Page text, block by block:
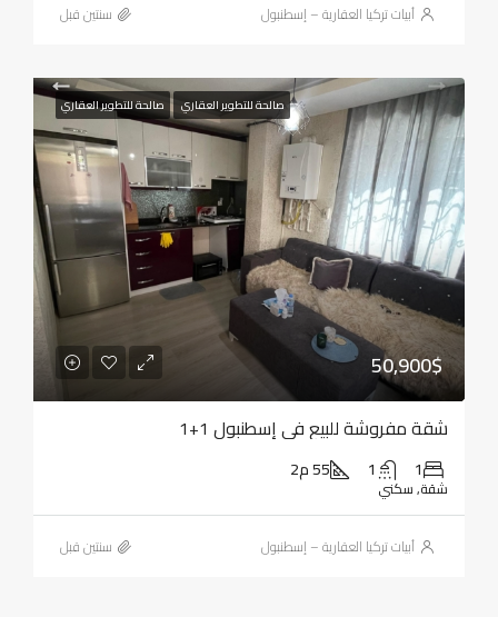
أبيات تركيا العقارية – إسطنبول ‏سنتين قبل
صالحة للتطوير العقاري صالحة للتطوير العقاري
50,900$
شقة مفروشة للبيع في إسطنبول 1+1
1
1 55 م2
شقة, سكني
أبيات تركيا العقارية – إسطنبول ‏سنتين قبل